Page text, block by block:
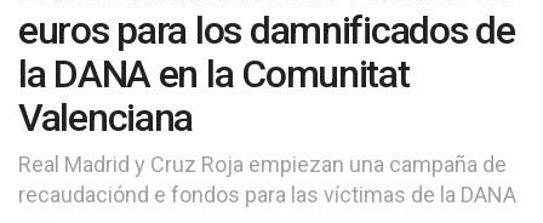
euros para los damnificados de
la DANA en la Comunitat
Valenciana
Real Madrid y Cruz Roja empiezan una campaña de
recaudaciónd e fondos para las víctimas de la DANA